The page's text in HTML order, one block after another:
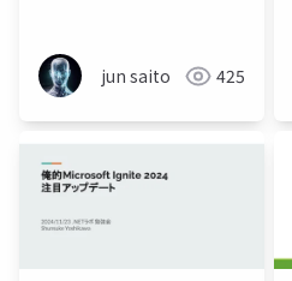
jun saito 425